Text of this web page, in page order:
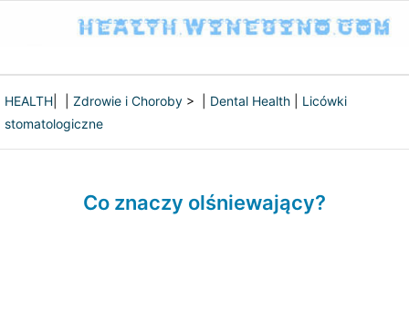
HEALTH Zdrowie i Choroby > | Dental Health
Licówki
stomatologiczne
Co znaczy olśniewający?